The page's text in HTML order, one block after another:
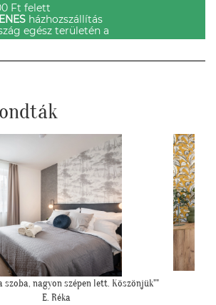
Ft felett
házhozszállítás
egész területén a
szoba, nagyon szépen lett. Köszönjük""
E. Réka